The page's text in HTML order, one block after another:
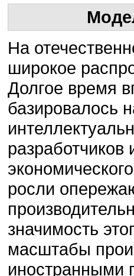
На
широкое
Долгое время
базировалось
разработчиков
росли
значимость
масштабы
иностранными